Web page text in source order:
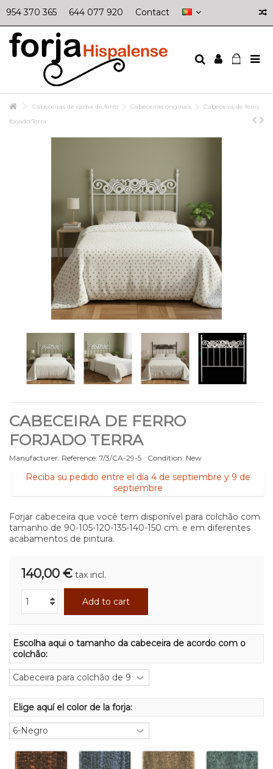
954 370 365 644 077 920 Contact
Cabeceiras de cama de ferro Cabeceiras originais
Cabeceira de ferro
forjado Terra
CABECEIRA DE FERRO
FORJADO TERRA
Manufacturer: Reference: 7/3/CA-29-5 Condition: New
Reciba su pedido entre el día 4 de septiembre y 9 de
septiembre
Forjar cabeceira que você tem disponível para colchão com
tamanho de 90-105-120-135-140-150 cm. e em diferentes
acabamentos de pintura.
140,00 € tax incl.
Add to cart
Escolha aqui o tamanho da cabeceira de acordo com o
colchão:
Elige aquí el color de la forja: